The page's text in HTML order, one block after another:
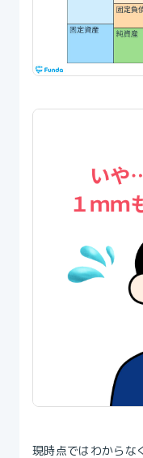
現時点ではわからな